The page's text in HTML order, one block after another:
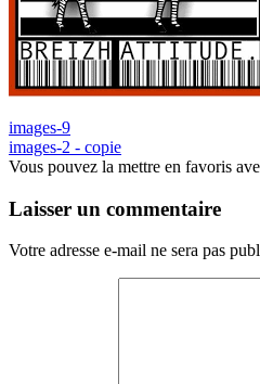
images-9
images-2 - copie
Vous pouvez la mettre en favoris
Laisser un commentaire
Votre adresse e-mail ne sera pas